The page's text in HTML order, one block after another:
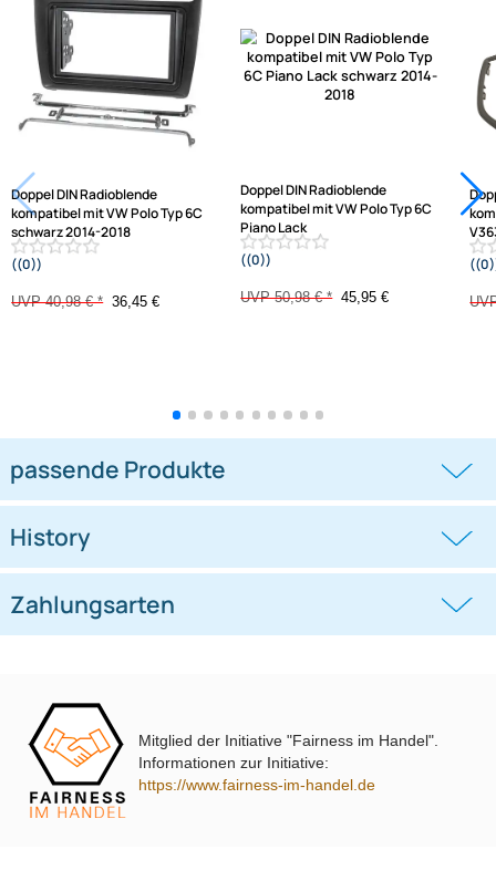
Frage zum Artikel stellen
Jetzt auf Rechnung kaufen
Varianten: Radioblende
-11,1%
kompatibel mit VW Polo Typ 6C
((0))
UVP 40,98 € *36,45 €
kompatibel mit VW Polo Typ 6C
UVP 50,98 € *45,95 €
passende Produkte
Mitglied der Initiative "Fairness im Handel".
Informationen zur Initiative:
https://www.fairness-im-handel.de